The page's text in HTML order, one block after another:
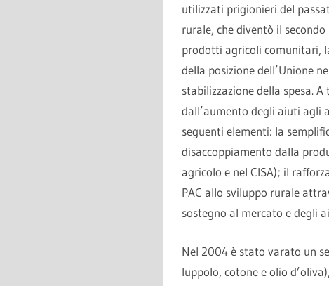
utilizzati prigionieri del
rurale, che diventò il
prodotti agricoli comunitari,
della posizione dell’Unione
stabilizzazione della spesa.
dall’aumento degli aiuti agli
seguenti elementi: la
disaccoppiamento dalla
agricolo e nel CISA); il
PAC allo sviluppo rurale
sostegno al mercato e degli
Nel 2004 è stato varato un
luppolo, cotone e olio